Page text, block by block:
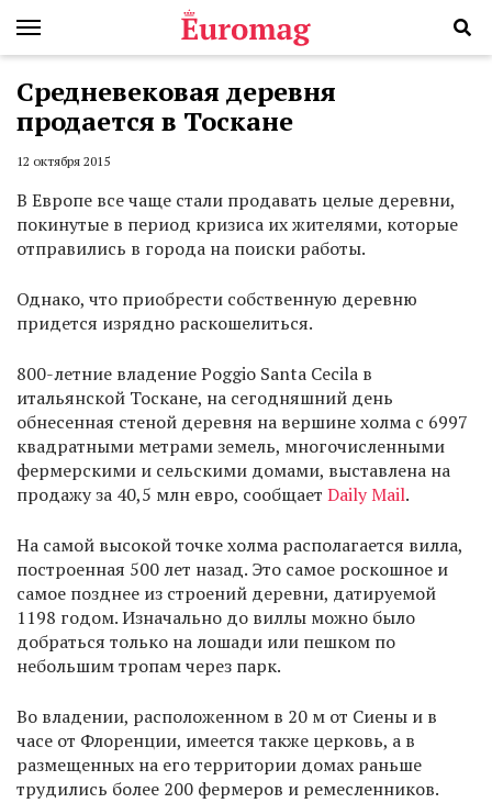
Средневековая деревня
продается в Тоскане
12 октября 2015
В Европе все чаще стали продавать целые деревни,
покинутые в период кризиса их жителями, которые
отправились в города на поиски работы.
Однако, что приобрести собственную деревню
придется изрядно раскошелиться.
800-летние владение Poggio Santa Cecila в
итальянской Тоскане, на сегодняшний день
обнесенная стеной деревня на вершине холма с 6997
квадратными метрами земель, многочисленными
фермерскими и сельскими домами, выставлена на
продажу за 40,5 млн евро, сообщает Daily Mail.
На самой высокой точке холма располагается вилла,
построенная 500 лет назад. Это самое роскошное и
самое позднее из строений деревни, датируемой
1198 годом. Изначально до виллы можно было
добраться только на лошади или пешком по
небольшим тропам через парк.
Во владении, расположенном в 20 м от Сиены и в
часе от Флоренции, имеется также церковь, а в
размещенных на его территории домах раньше
трудились более 200 фермеров и ремесленников.